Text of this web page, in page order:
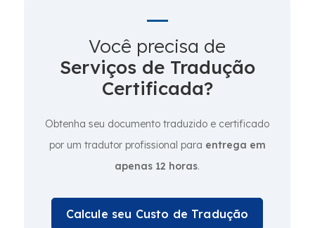
Você precisa de
Serviços de Tradução
Certificada?
Obtenha seu documento traduzido e certificado
por um tradutor profissional para entrega em
apenas 12 horas.
Calcule seu Custo de Tradução